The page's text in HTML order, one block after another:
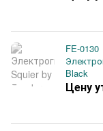
FE-0130
Black
Цену